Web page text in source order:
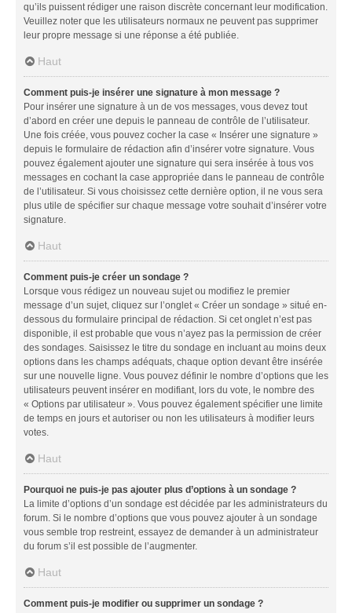
qu’ils puissent rédiger une raison discrète concernant leur modification.
Veuillez noter que les utilisateurs normaux ne peuvent pas supprimer
leur propre message si une réponse a été publiée.
Haut
Comment puis-je insérer une signature à mon message ?
Pour insérer une signature à un de vos messages, vous devez tout
d’abord en créer une depuis le panneau de contrôle de l’utilisateur.
Une fois créée, vous pouvez cocher la case « Insérer une signature »
depuis le formulaire de rédaction afin d’insérer votre signature. Vous
pouvez également ajouter une signature qui sera insérée à tous vos
messages en cochant la case appropriée dans le panneau de contrôle
de l’utilisateur. Si vous choisissez cette dernière option, il ne vous sera
plus utile de spécifier sur chaque message votre souhait d’insérer votre
signature.
Haut
Comment puis-je créer un sondage ?
Lorsque vous rédigez un nouveau sujet ou modifiez le premier
message d’un sujet, cliquez sur l’onglet « Créer un sondage » situé en-
dessous du formulaire principal de rédaction. Si cet onglet n’est pas
disponible, il est probable que vous n’ayez pas la permission de créer
des sondages. Saisissez le titre du sondage en incluant au moins deux
options dans les champs adéquats, chaque option devant être insérée
sur une nouvelle ligne. Vous pouvez définir le nombre d’options que les
utilisateurs peuvent insérer en modifiant, lors du vote, le nombre des
« Options par utilisateur ». Vous pouvez également spécifier une limite
de temps en jours et autoriser ou non les utilisateurs à modifier leurs
votes.
Haut
Pourquoi ne puis-je pas ajouter plus d’options à un sondage ?
La limite d’options d’un sondage est décidée par les administrateurs du
forum. Si le nombre d’options que vous pouvez ajouter à un sondage
vous semble trop restreint, essayez de demander à un administrateur
du forum s’il est possible de l’augmenter.
Haut
Comment puis-je modifier ou supprimer un sondage ?